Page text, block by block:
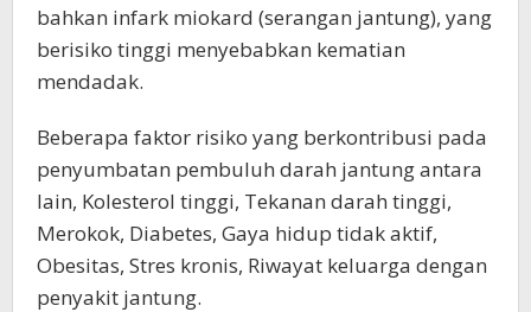
bahkan infark miokard (serangan jantung), yang
berisiko tinggi menyebabkan kematian
mendadak.
Beberapa faktor risiko yang berkontribusi pada
penyumbatan pembuluh darah jantung antara
lain, Kolesterol tinggi, Tekanan darah tinggi,
Merokok, Diabetes, Gaya hidup tidak aktif,
Obesitas, Stres kronis, Riwayat keluarga dengan
penyakit jantung.